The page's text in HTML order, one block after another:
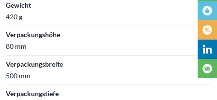
Gewicht
420 g
Verpackungshöhe
80 mm
Verpackungsbreite
500 mm
Verpackungstiefe